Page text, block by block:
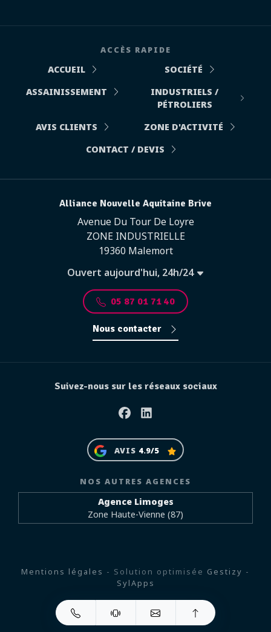
ACCÈS RAPIDE
ACCUEIL
SOCIÉTÉ
ASSAINISSEMENT
INDUSTRIELS /
PÉTROLIERS
AVIS CLIENTS
ZONE D'ACTIVITÉ
CONTACT / DEVIS
Alliance Nouvelle Aquitaine Brive
Avenue Du Tour De Loyre
ZONE INDUSTRIELLE
19360 Malemort
Ouvert aujourd'hui, 24h/24
05 87 01 71 40
Nous contacter
Suivez-nous sur les réseaux sociaux
FacebookLinkedin
AVIS 4.9/5
NOS AUTRES AGENCES
Agence Limoges
Zone Haute-Vienne (87)
Mentions légales - Solution optimisée Gestizy -
SylApps